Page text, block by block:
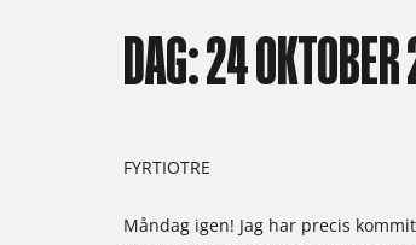
DAG:24
FYRTIOTRE
Måndag igen! Jag har precis